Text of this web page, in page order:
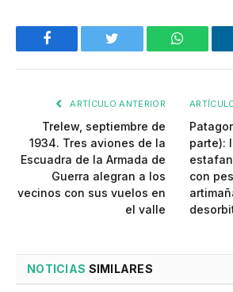
Facebook Twitter
ARTÍCULO ANTERIOR
Trelew, septiembre de
1934. Tres aviones de la
Escuadra de la Armada de
Guerra alegran a los
vecinos con sus vuelos en
el valle
parte):
con
NOTICIAS SIMILARES